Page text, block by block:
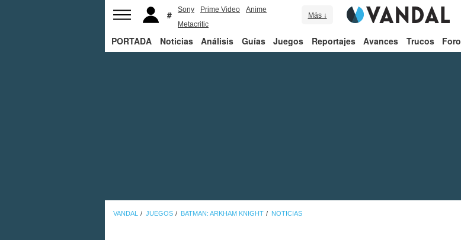
Sony Prime Video
Anime
Metacritic
Más ↓
PORTADA Noticias Análisis Guías Juegos Reportajes Avances Trucos Foro
VANDAL JUEGOS BATMAN: ARKHAM KNIGHT NOTICIAS